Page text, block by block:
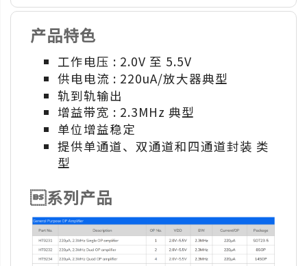
产品特色
工作电压 : 2.0V 至 5.5V
供电电流 : 220uA/放大器典型
轨到轨输出
增益带宽 : 2.3MHz 典型
单位增益稳定
提供单通道、双通道和四通道封装 类
型
系列产品